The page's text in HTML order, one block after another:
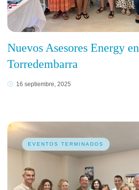
Nuevos Asesores Energy en
Torredembarra
16 septiembre, 2025
EVENTOS TERMINADOS